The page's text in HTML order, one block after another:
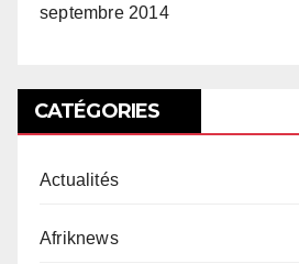
septembre 2014
CATÉGORIES
Actualités
Afriknews